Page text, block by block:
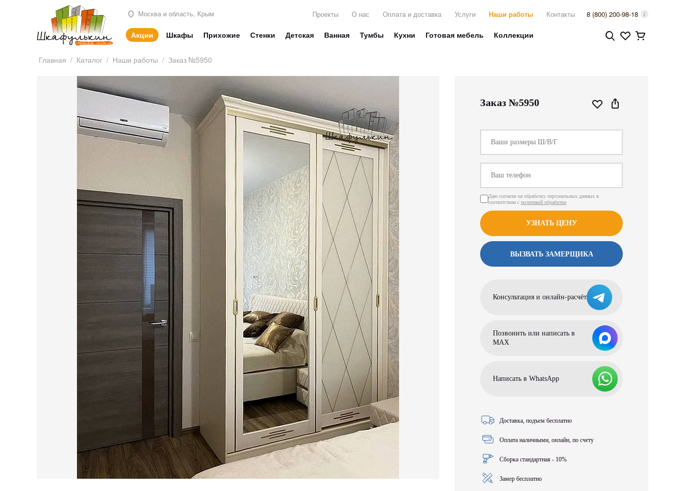
Москва и область, Крым Проекты О нас Оплата и доставка Услуги Наши работы Контакты 8 (800) 200-98-18
Акции Шкафы Прихожие Стенки Детская Ванная Тумбы Кухни Готовая мебель Коллекции
Главная / Каталог / Наши работы / Заказ №5950
Заказ №5950
Даю согласие на обработку персональных данных в
соответствии с политикой обработки
УЗНАТЬ ЦЕНУ
ВЫЗВАТЬ ЗАМЕРЩИКА
Консультация и онлайн-расчёт
Позвонить или написать в
МАХ
Написать в WhatsApp
Доставка, подъем бесплатно
Оплата наличными, онлайн, по счету
Сборка стандартная - 10%
Замер бесплатно